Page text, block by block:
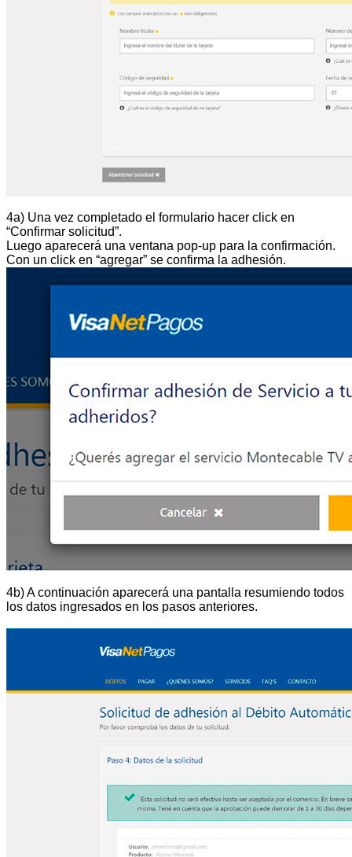
4a) Una vez completado el formulario hacer click en
“Confirmar solicitud”.
Luego aparecerá una ventana pop-up para la confirmación.
Con un click en “agregar” se confirma la adhesión.
4b) A continuación aparecerá una pantalla resumiendo todos
los datos ingresados en los pasos anteriores.